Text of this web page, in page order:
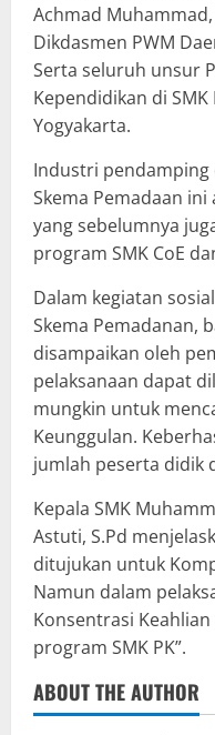
Achmad
Dikdasmen PWM
Serta seluruh unsur
Kependidikan di
Yogyakarta.
Industri pendamping
Skema Pemadaan ini
yang sebelumnya
program SMK CoE
Dalam kegiatan
Skema Pemadanan,
disampaikan oleh
pelaksanaan dapat
mungkin untuk
Keunggulan.
jumlah peserta didik
Kepala SMK
Astuti, S.Pd
ditujukan untuk
Namun dalam
Konsentrasi
program SMK PK”.
ABOUT THE AUTHOR